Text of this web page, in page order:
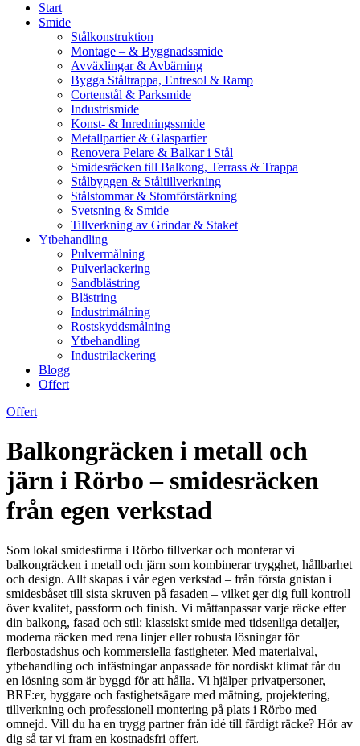
Start
Smide
Stålkonstruktion
Montage – & Byggnadssmide
Avväxlingar & Avbärning
Bygga Ståltrappa, Entresol & Ramp
Cortenstål & Parksmide
Industrismide
Konst- & Inredningssmide
Metallpartier & Glaspartier
Renovera Pelare & Balkar i Stål
Smidesräcken till Balkong, Terrass & Trappa
Stålbyggen & Ståltillverkning
Stålstommar & Stomförstärkning
Svetsning & Smide
Tillverkning av Grindar & Staket
Ytbehandling
Pulvermålning
Pulverlackering
Sandblästring
Blästring
Industrimålning
Rostskyddsmålning
Ytbehandling
Industrilackering
Blogg
Offert
Offert
Balkongräcken i metall och
järn i Rörbo – smidesräcken
från egen verkstad
Som lokal smidesfirma i Rörbo tillverkar och monterar vi
balkongräcken i metall och järn som kombinerar trygghet, hållbarhet
och design. Allt skapas i vår egen verkstad – från första gnistan i
smidesbåset till sista skruven på fasaden – vilket ger dig full kontroll
över kvalitet, passform och finish. Vi måttanpassar varje räcke efter
din balkong, fasad och stil: klassiskt smide med tidsenliga detaljer,
moderna räcken med rena linjer eller robusta lösningar för
flerbostadshus och kommersiella fastigheter. Med materialval,
ytbehandling och infästningar anpassade för nordiskt klimat får du
en lösning som är byggd för att hålla. Vi hjälper privatpersoner,
BRF:er, byggare och fastighetsägare med mätning, projektering,
tillverkning och professionell montering på plats i Rörbo med
omnejd. Vill du ha en trygg partner från idé till färdigt räcke? Hör av
dig så tar vi fram en kostnadsfri offert.